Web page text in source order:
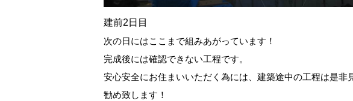
建前2日目
次の日にはここまで組みあがっています！
完成後には確認できない工程です。
安心安全にお住まいいただく為には、建築途中の工程は是非
勧め致します！